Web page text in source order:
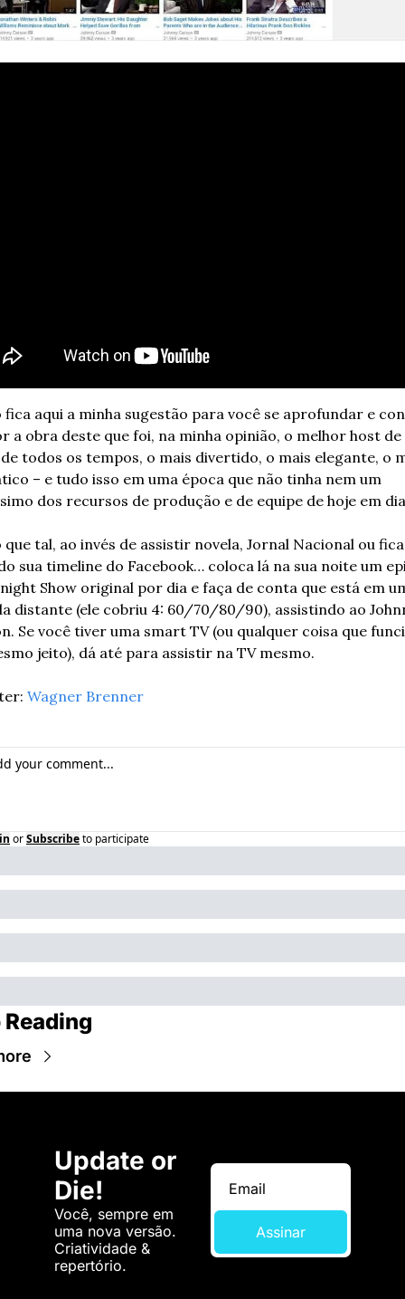
fica aqui a minha sugestão para você se aprofundar e
a obra deste que foi, na minha opinião, o melhor host de
todos os tempos, o mais divertido, o mais elegante, o
– e tudo isso em uma época que não tinha nem um
dos recursos de produção e de equipe de hoje em
que tal, ao invés de assistir novela, Jornal Nacional ou
sua timeline do Facebook… coloca lá na sua noite um
Show original por dia e faça de conta que está em
distante (ele cobriu 4: 60/70/80/90), assistindo ao
Se você tiver uma smart TV (ou qualquer coisa que
jeito), dá até para assistir na TV mesmo.
Wagner Brenner
orSubscribeto participate
Reading
Update or
Die!
Você, sempre em
uma nova versão.
Criatividade &
repertório.
Assinar